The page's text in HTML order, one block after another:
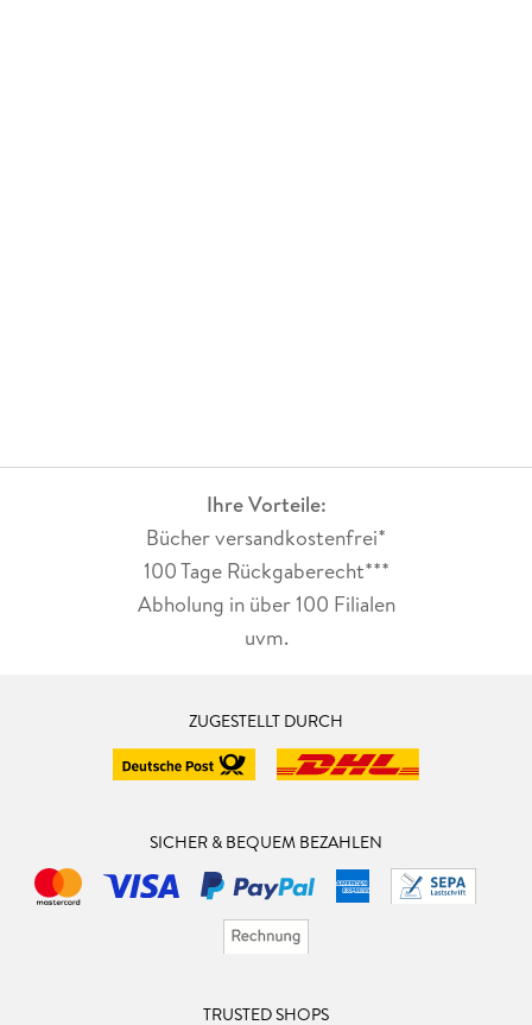
Ihre Vorteile:
Bücher versandkostenfrei*
100 Tage Rückgaberecht***
Abholung in über 100 Filialen
uvm.
ZUGESTELLT DURCH
SICHER & BEQUEM BEZAHLEN
TRUSTED SHOPS